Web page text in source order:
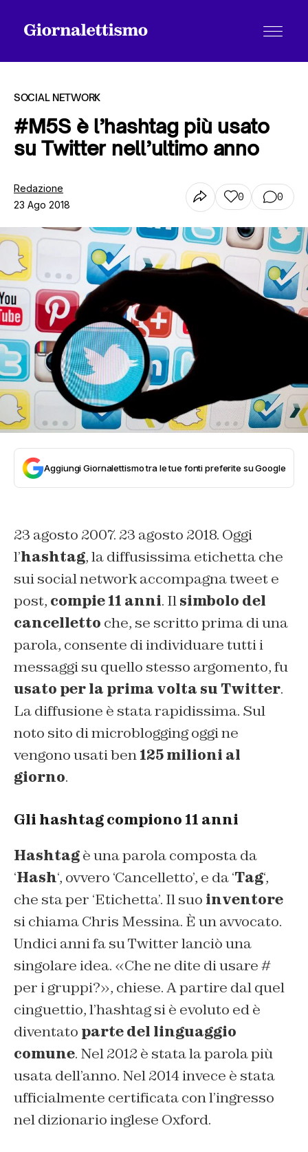
Tutti gli articoli
Chi siamo
Contatti
SOCIAL NETWORK
#M5S è l’hashtag più usato
su Twitter nell’ultimo anno
Redazione
23 Ago 2018
0 0
Aggiungi Giornalettismo tra le tue fonti preferite su Google
23 agosto 2007. 23 agosto 2018. Oggi
l’hashtag, la diffusissima etichetta che
sui social network accompagna tweet e
post, compie 11 anni. Ilsimbolo del
cancelletto che, se scritto prima di una
parola, consente di individuare tutti i
messaggi su quello stesso argomento, fu
usato per la prima volta su Twitter.
La diffusione è stata rapidissima. Sul
noto sito di microblogging oggi ne
vengono usati ben125 milioni al
giorno.
Gli hashtag compiono 11 anni
Hashtagè una parola composta da
‘Hash‘, ovvero ‘Cancelletto’, e da ‘Tag‘,
che sta per ‘Etichetta’. Il suo inventore
si chiama Chris Messina. È un avvocato.
Undici anni fa su Twitter lanciò una
singolare idea. «Che ne dite di usare #
per i gruppi?», chiese. A partire dal quel
cinguettio, l’hashtag si è evoluto ed è
diventato parte del linguaggio
comune. Nel 2012 è stata la parola più
usata dell’anno. Nel 2014 invece è stata
ufficialmente certificata con l’ingresso
nel dizionario inglese Oxford.